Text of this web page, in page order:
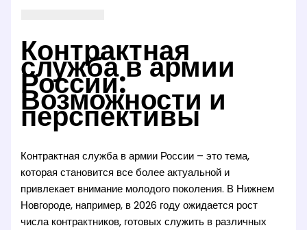
Контрактная
служба в армии
России:
Возможности и
перспективы
Контрактная служба в армии России – это тема,
которая становится все более актуальной и
привлекает внимание молодого поколения. В Нижнем
Новгороде, например, в 2026 году ожидается рост
числа контрактников, готовых служить в различных